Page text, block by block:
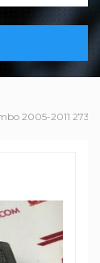
2005-2011